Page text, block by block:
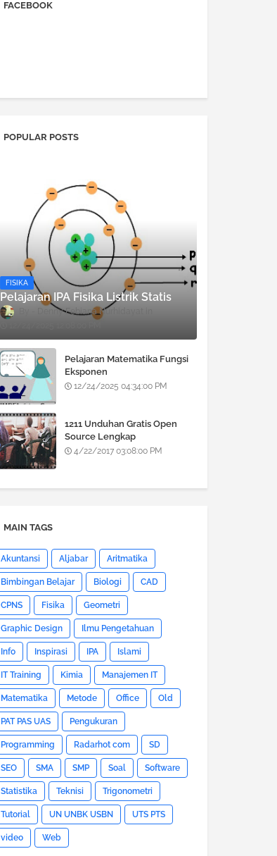
FACEBOOK
POPULAR POSTS
FISIKA
Pelajaran IPA Fisika Listrik Statis
Denny Febiana Nurhidayat
Pelajaran Matematika Fungsi
Eksponen
12/24/2025 04:34:00 PM
1211 Unduhan Gratis Open
Source Lengkap
4/22/2017 03:08:00 PM
MAIN TAGS
Akuntansi Aljabar Aritmatika
Bimbingan Belajar Biologi CAD
CPNS Fisika Geometri
Graphic Design Ilmu Pengetahuan
Info Inspirasi IPA Islami
IT Training Kimia Manajemen IT
Matematika Metode Office Old
PAT PAS UAS Pengukuran
Programming Radarhot com SD
SEO SMA SMP Soal Software
Statistika Teknisi Trigonometri
Tutorial UN UNBK USBN UTS PTS
video Web